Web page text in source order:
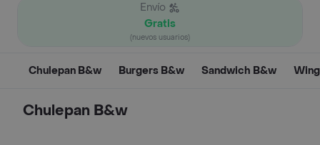
Envío
Gratis
(nuevos usuarios)
Chulepan B&w Burgers B&w Sandwich B&w
Chulepan B&w